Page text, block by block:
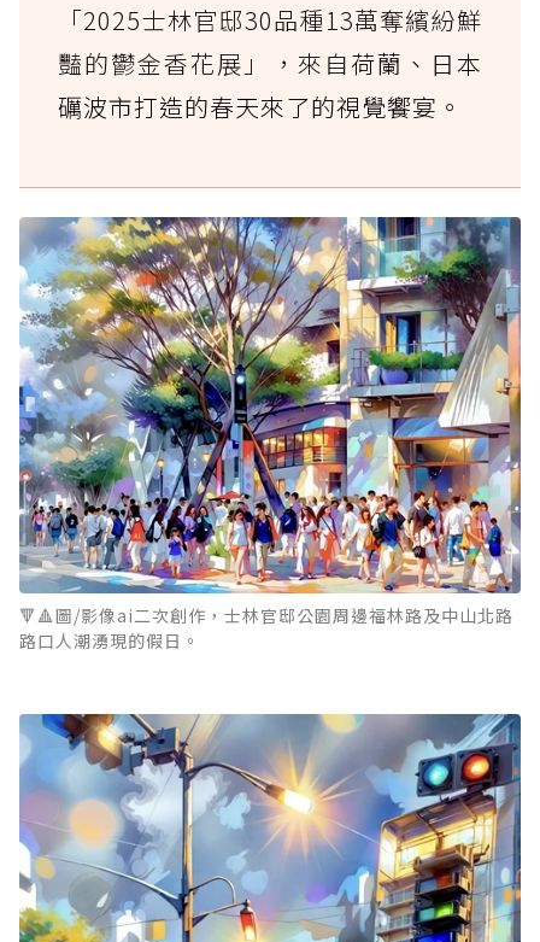
「2025士林官邸30品種13萬奪繽紛鮮
豔的鬱金香花展」，來自荷蘭、日本
礪波市打造的春天來了的視覺饗宴。
🔻🔺圖/影像ai二次創作，士林官邸公園周邊福林路及中山北路
路口人潮湧現的假日。